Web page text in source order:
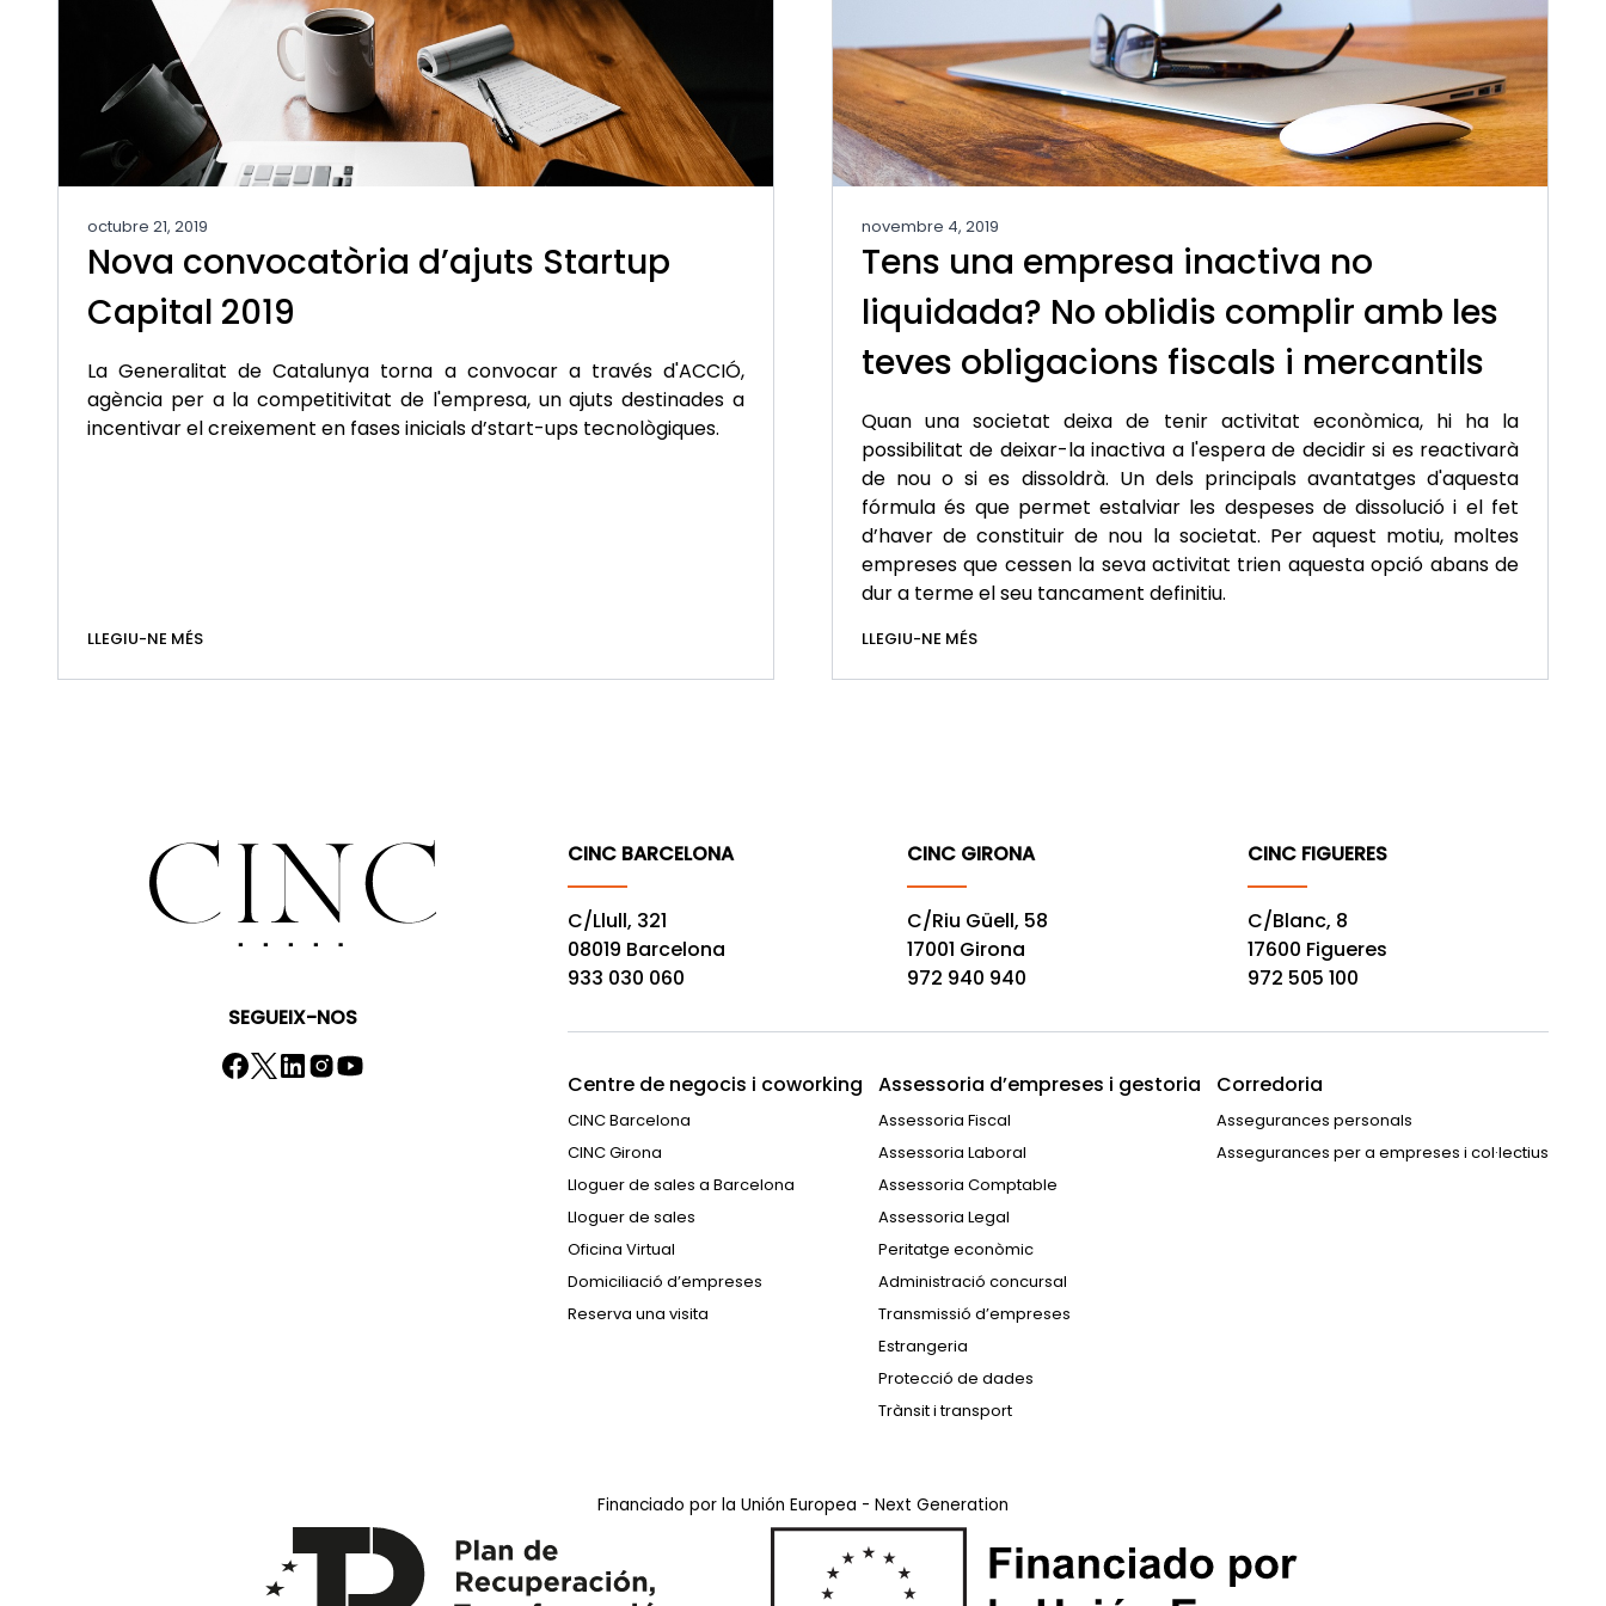
octubre 21, 2019
Nova convocatòria d’ajuts Startup
Capital 2019
La Generalitat de Catalunya torna a convocar a través d'ACCIÓ,
agència per a la competitivitat de l'empresa, un ajuts destinades a
incentivar el creixement en fases inicials d’start-ups tecnològiques.
LLEGIU-NE MÉS
novembre 4, 2019
Tens una empresa inactiva no
liquidada? No oblidis complir amb les
teves obligacions fiscals i mercantils
Quan una societat deixa de tenir activitat econòmica, hi ha la
possibilitat de deixar-la inactiva a l'espera de decidir si es reactivarà
de nou o si es dissoldrà. Un dels principals avantatges d'aquesta
fórmula és que permet estalviar les despeses de dissolució i el fet
d’haver de constituir de nou la societat. Per aquest motiu, moltes
empreses que cessen la seva activitat trien aquesta opció abans de
dur a terme el seu tancament definitiu.
LLEGIU-NE MÉS
SEGUEIX-NOS
CINC BARCELONA
C/Llull, 321
08019 Barcelona
933 030 060
CINC GIRONA
C/Riu Güell, 58
17001 Girona
972 940 940
CINC FIGUERES
C/Blanc, 8
17600 Figueres
972 505 100
Centre de negocis i coworking
CINC Barcelona
CINC Girona
Lloguer de sales a Barcelona
Lloguer de sales
Oficina Virtual
Domiciliació d’empreses
Reserva una visita
Assessoria d’empreses i gestoria
Assessoria Fiscal
Assessoria Laboral
Assessoria Comptable
Assessoria Legal
Peritatge econòmic
Administració concursal
Transmissió d’empreses
Estrangeria
Protecció de dades
Trànsit i transport
Corredoria
Assegurances personals
Assegurances per a empreses i col·lectius
Financiado por la Unión Europea - Next Generation